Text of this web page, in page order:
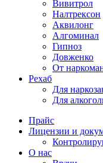
Вивитрол
Налтрексон
Аквилонг
Алгоминал
Гипноз
Довженко
От
Рехаб
Для
Для
Прайс
Лицензии и
О нас